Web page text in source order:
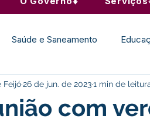
Saúde e Saneamento
Desporto Cultura e Lazer
com
Feijó26 de jun. de 20231 min de